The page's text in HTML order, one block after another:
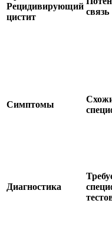
Рецидивирующий
цистит
связь
Симптомы
Диагностика